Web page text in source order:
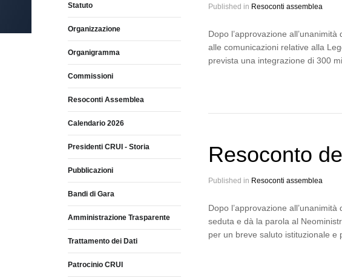
Published in Resoconti assemblea
Dopo l’approvazione
alle comunicazioni relative alla
prevista una integrazione di 300
Resoconto
Published in Resoconti assemblea
Dopo l’approvazione
seduta e dà la parola al
per un breve saluto istituzionale e
Statuto
Organizzazione
Organigramma
Commissioni
Resoconti Assemblea
Calendario 2026
Presidenti CRUI - Storia
Pubblicazioni
Bandi di Gara
Amministrazione Trasparente
Trattamento dei Dati
Patrocinio CRUI